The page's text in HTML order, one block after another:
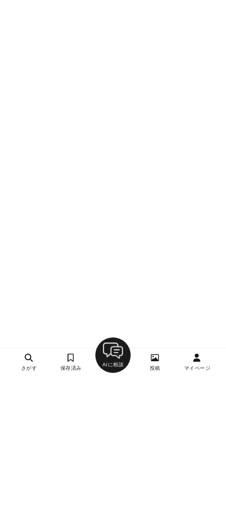
さがす 保存済み
AIに相談
投稿 マイページ